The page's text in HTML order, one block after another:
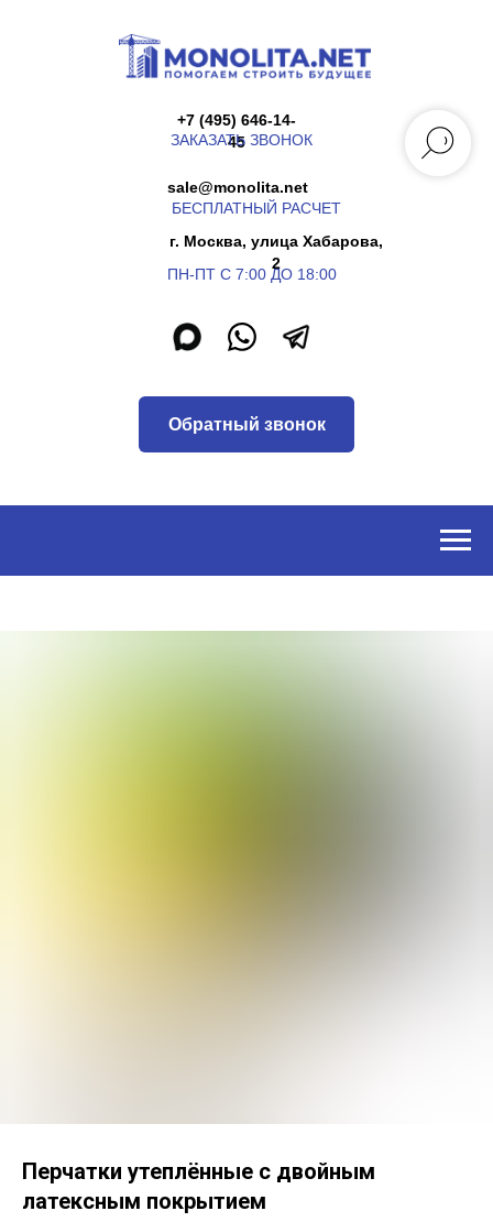
г. Москва, улица Хабарова,
ПН-ПТ С 7:00 ДО 18:00
45
ЗАКАЗАТЬ ЗВОНОК
БЕСПЛАТНЫЙ РАСЧЕТ
Перчатки утеплённые с двойным
латексным покрытием